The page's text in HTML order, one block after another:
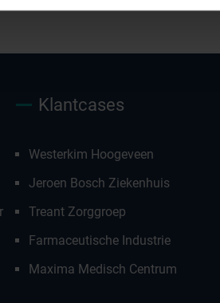
Klantcases
Westerkim Hoogeveen
Jeroen Bosch Ziekenhuis
Treant Zorggroep
Farmaceutische Industrie
Maxima Medisch Centrum